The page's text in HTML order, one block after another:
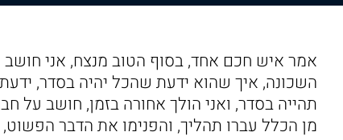
אמר איש חכם אחד, בסוף הטוב מנצח, אני
השכונה, איך שהוא ידעת שהכל יהיה בסדר,
תהייה בסדר, ואני הולך אחורה בזמן, חושב על
מן הכלל עברו תהליך, והפנימו את הדבר